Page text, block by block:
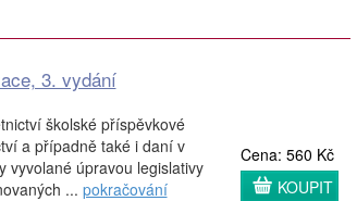
3. vydání
školské příspěvkové
a případně také i daní v
vyvolané úpravou legislativy
... pokračování
Cena: 560 Kč
KOUPIT